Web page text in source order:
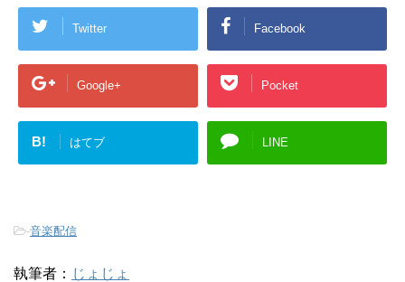
Twitter Facebook
Google+ Pocket
B! はてブ LINE
-音楽配信
執筆者： じょじょ